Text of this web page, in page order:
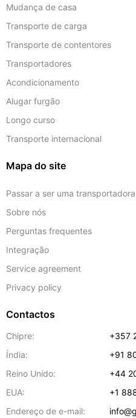
Mudança de casa
Transporte de carga
Transporte de contentores
Transportadores
Acondicionamento
Alugar furgão
Longo curso
Transporte internacional
Mapa do site
Passar a ser uma transportadora
Sobre nós
Perguntas frequentes
Integração
Service agreement
Privacy policy
Contactos
Chipre:
+357
Índia:
+91
Reino Unido:
+44
EUA:
+1
Endereço de e-mail: